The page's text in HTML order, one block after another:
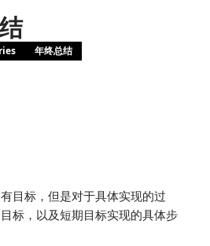
年终总结
目标，但是对于具体实现的过
标，以及短期目标实现的具体步